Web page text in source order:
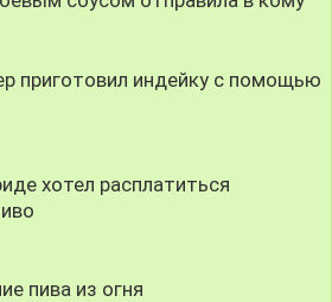
приготовил индейку с помощью
хотел расплатиться
пива из огня